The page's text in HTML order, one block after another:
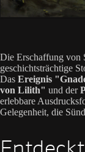
Die Erschaffung von
geschichtsträchtige
Das Ereignis
von Lilith" und der
erlebbare
Gelegenheit, die